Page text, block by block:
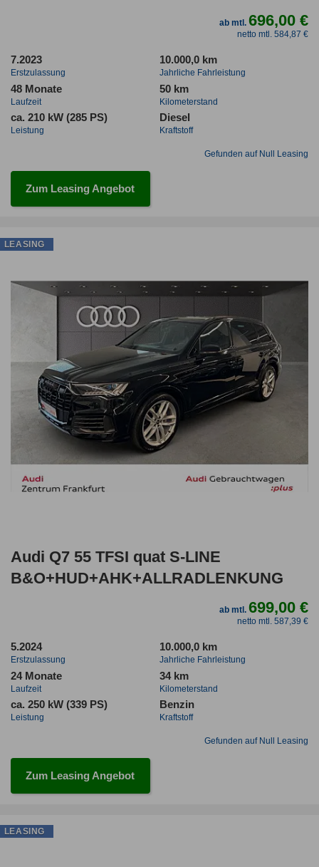
ab mtl.696,00 €
netto mtl. 584,87 €
7.2023
Erstzulassung
10.000,0 km
Jahrliche Fahrleistung
48 Monate
Laufzeit
50 km
Kilometerstand
ca. 210 kW (285 PS)
Leistung
Diesel
Kraftstoff
Gefunden auf Null Leasing
Zum Leasing Angebot
Audi Q7 55 TFSI quat S-LINE
B&O+HUD+AHK+ALLRADLENKUNG
ab mtl.699,00 €
netto mtl. 587,39 €
5.2024
Erstzulassung
10.000,0 km
Jahrliche Fahrleistung
24 Monate
Laufzeit
34 km
Kilometerstand
ca. 250 kW (339 PS)
Leistung
Benzin
Kraftstoff
Gefunden auf Null Leasing
Zum Leasing Angebot
LEASING
LEASING